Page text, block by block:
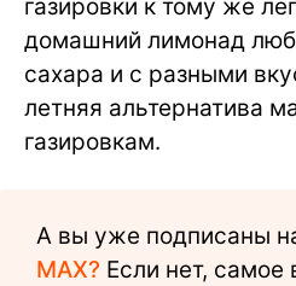
газировки к тому же
домашний лимонад
сахара и с разными
летняя альтернатива
газировкам.
А вы уже подписаны
MAX? Если нет, самое